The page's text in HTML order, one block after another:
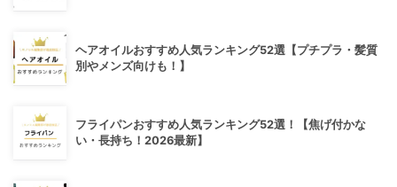
ヘアオイルおすすめ人気ランキング52選【プチプラ・髪質
別やメンズ向けも！】
フライパンおすすめ人気ランキング52選！【焦げ付かな
い・長持ち！2026最新】